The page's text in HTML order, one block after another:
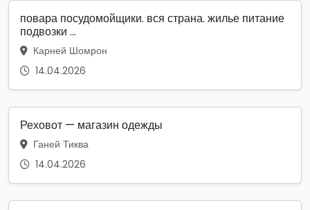
повара посудомойщики. вся страна. жилье питание
подвозки ...
Карней Шомрон
14.04.2026
Реховот — магазин одежды
Ганей Тиква
14.04.2026